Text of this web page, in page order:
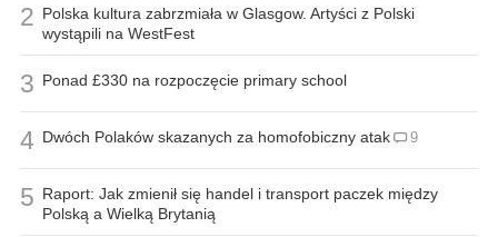
2 Polska kultura zabrzmiała w Glasgow. Artyści z Polski
wystąpili na WestFest
3 Ponad £330 na rozpoczęcie primary school
4 Dwóch Polaków skazanych za homofobiczny atak 9
5 Raport: Jak zmienił się handel i transport paczek między
Polską a Wielką Brytanią